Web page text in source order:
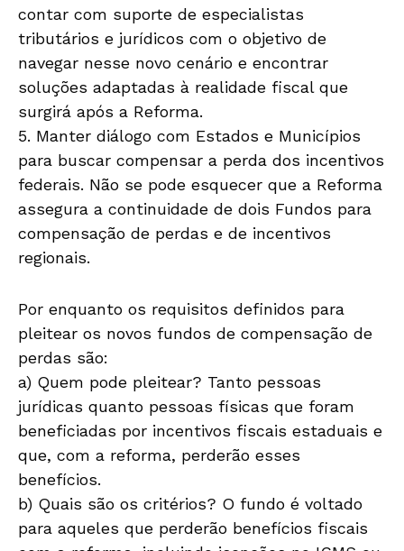
contar com suporte de especialistas
tributários e jurídicos com o objetivo de
navegar nesse novo cenário e encontrar
soluções adaptadas à realidade fiscal que
surgirá após a Reforma.
5. Manter diálogo com Estados e Municípios
para buscar compensar a perda dos incentivos
federais. Não se pode esquecer que a Reforma
assegura a continuidade de dois Fundos para
compensação de perdas e de incentivos
regionais.
Por enquanto os requisitos definidos para
pleitear os novos fundos de compensação de
perdas são:
a) Quem pode pleitear? Tanto pessoas
jurídicas quanto pessoas físicas que foram
beneficiadas por incentivos fiscais estaduais e
que, com a reforma, perderão esses
benefícios.
b) Quais são os critérios? O fundo é voltado
para aqueles que perderão benefícios fiscais